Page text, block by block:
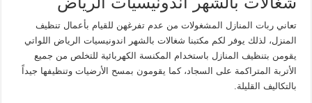
تعاني ربات المنازل المشغولات من عدم تفرغهن للقيام بأعمال تنظيف
المنزل، لذلك يوفر لكم مكتبنا شغالات بالشهر اندونيسيات الرياض اللواتي
يقومن بتنظيف المنازل باستخدام المكنسة الكهربائية للتخلص من جميع
الأتربة المتراكمة على السجاد، كما يقومون بمسح الأرضيات وتنظيفها جيداً
بالتكاليف القليلة.